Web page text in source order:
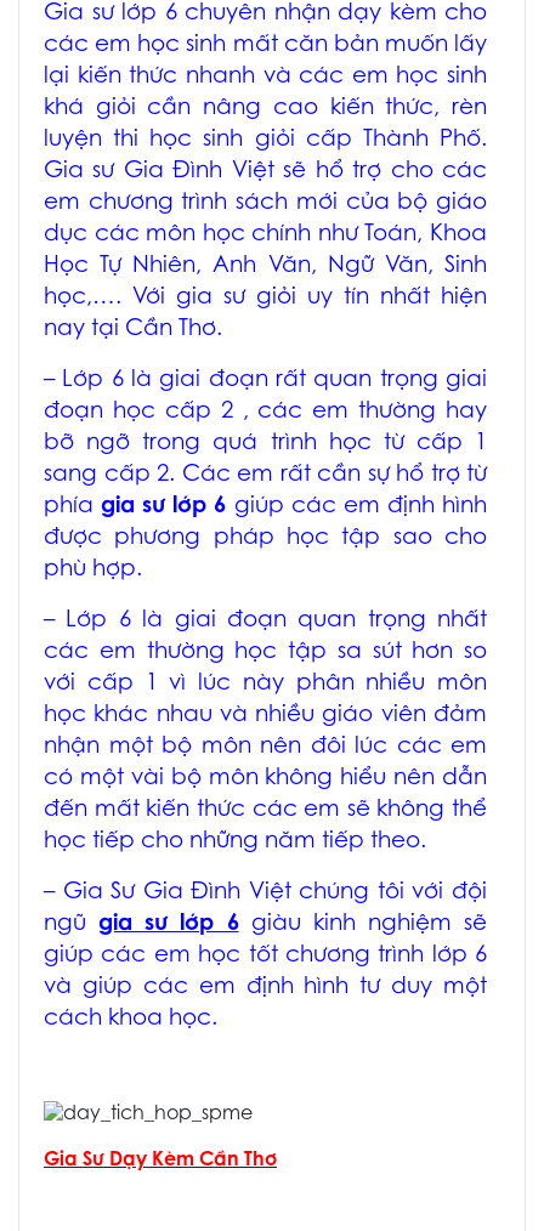
Gia sư lớp 6 chuyên nhận dạy kèm cho
các em học sinh mất căn bản muốn lấy
lại kiến thức nhanh và các em học sinh
khá giỏi cần nâng cao kiến thức, rèn
luyện thi học sinh giỏi cấp Thành Phố.
Gia sư Gia Đình Việt sẽ hổ trợ cho các
em chương trình sách mới của bộ giáo
dục các môn học chính như Toán, Khoa
Học Tự Nhiên, Anh Văn, Ngữ Văn, Sinh
học,…. Với gia sư giỏi uy tín nhất hiện
nay tại Cần Thơ.
– Lớp 6 là giai đoạn rất quan trọng giai
đoạn học cấp 2 , các em thường hay
bỡ ngỡ trong quá trình học từ cấp 1
sang cấp 2. Các em rất cần sự hổ trợ từ
phíagia sư lớp 6 giúp các em định hình
được phương pháp học tập sao cho
phù hợp.
– Lớp 6 là giai đoạn quan trọng nhất
các em thường học tập sa sút hơn so
với cấp 1 vì lúc này phân nhiều môn
học khác nhau và nhiều giáo viên đảm
nhận một bộ môn nên đôi lúc các em
có một vài bộ môn không hiểu nên dẫn
đến mất kiến thức các em sẽ không thể
học tiếp cho những năm tiếp theo.
– Gia Sư Gia Đình Việt chúng tôi với đội
ngũgia sư lớp 6giàu kinh nghiệm sẽ
giúp các em học tốt chương trình lớp 6
và giúp các em định hình tư duy một
cách khoa học.
Gia Sư Dạy Kèm Cần Thơ